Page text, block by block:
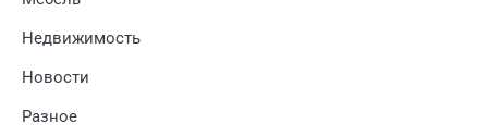
Недвижимость
Новости
Разное